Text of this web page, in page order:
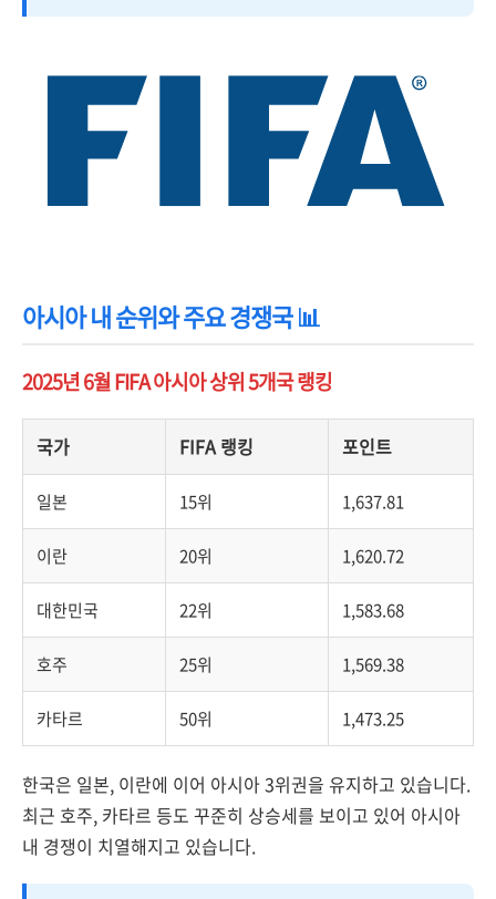
아시아 내 순위와 주요 경쟁국 📊
2025년 6월 FIFA 아시아 상위 5개국 랭킹
국가 FIFA 랭킹 포인트
일본 15위 1,637.81
이란 20위 1,620.72
대한민국 22위 1,583.68
호주 25위 1,569.38
카타르 50위 1,473.25
한국은 일본, 이란에 이어 아시아 3위권을 유지하고 있습니다.
최근 호주, 카타르 등도 꾸준히 상승세를 보이고 있어 아시아
내 경쟁이 치열해지고 있습니다.